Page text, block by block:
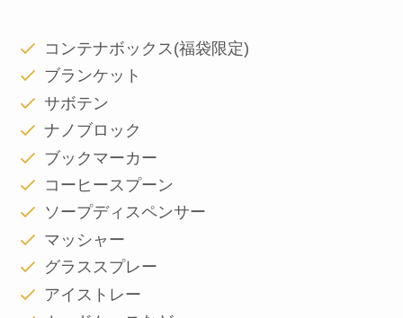
コンテナボックス(福袋限定)
ブランケット
サボテン
ナノブロック
ブックマーカー
コーヒースプーン
ソープディスペンサー
マッシャー
グラススプレー
アイストレー